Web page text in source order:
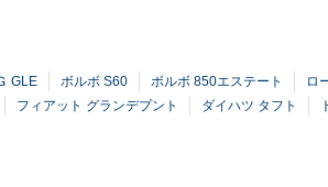
GLE ボルボ S60 ボルボ 850エステート
ロ
フィアット グランデプント ダイハツ タフト